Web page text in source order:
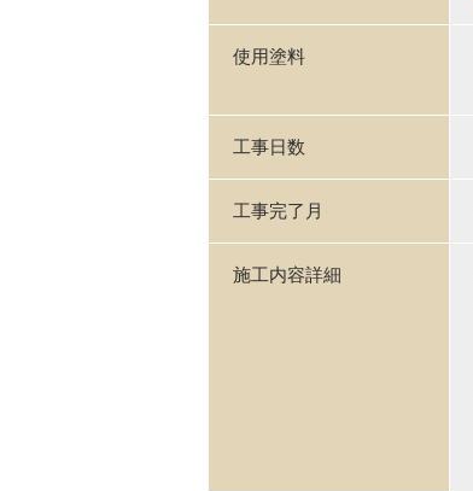
使用塗料
工事日数
工事完了月
施工内容詳細